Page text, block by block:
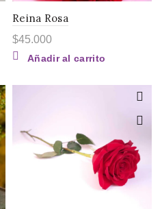
Reina Rosa
$45.000
Añadir al carrito